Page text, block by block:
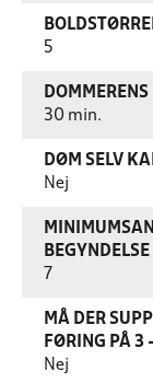
5
30 min.
DØM SELV
Nej
BEGYNDELSE
7
MÅ DER
FØRING PÅ 3
Nej